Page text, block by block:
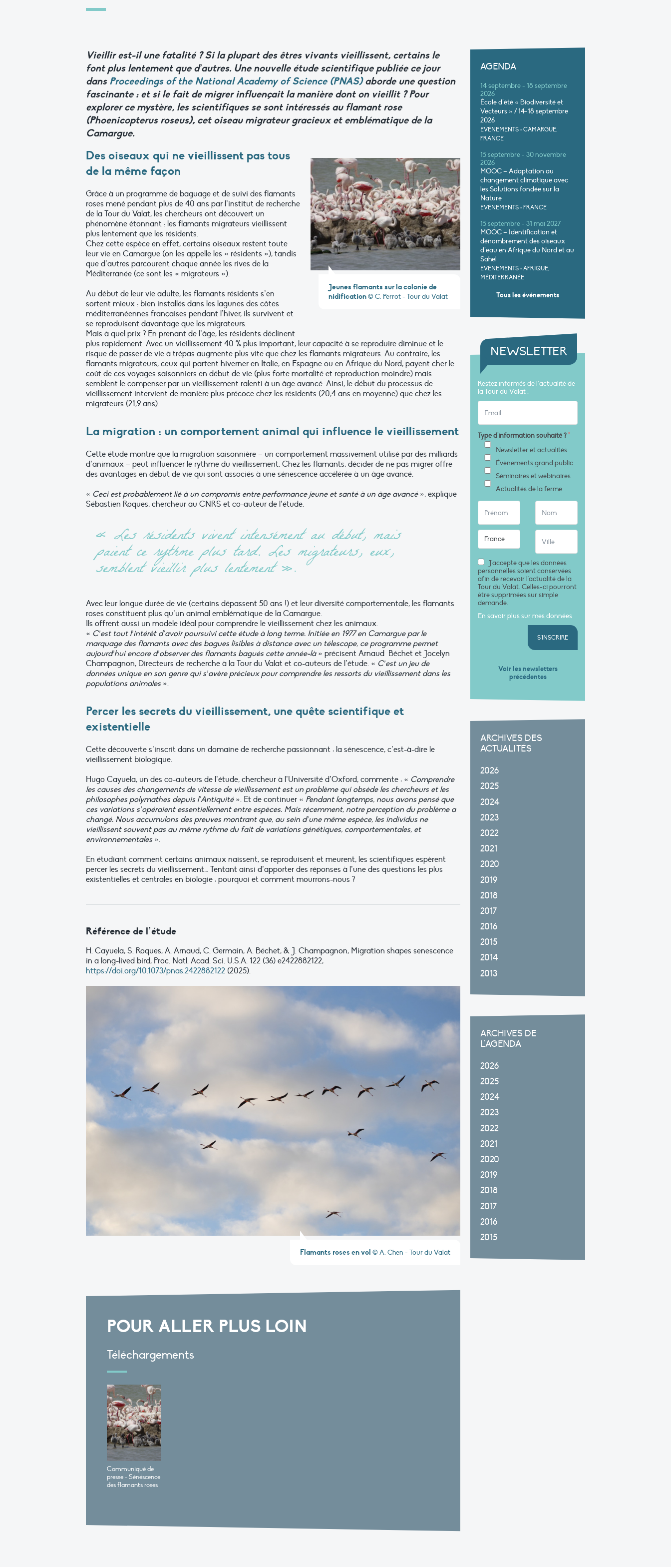
Vieillir est-il une fatalité ? Si la plupart des êtres vivants vieillissent, certains le
font plus lentement que d’autres. Une nouvelle étude scientifique publiée ce jour
dans Proceedings of the National Academy of Science (PNAS)aborde une question
fascinante : et si le fait de migrer influençait la manière dont on vieillit ?Pour
explorer ce mystère, les scientifiques se sont intéressés au flamant rose
(Phoenicopterus roseus), cet oiseau migrateur gracieux et emblématique de la
Camargue.
Jeunes flamants sur la colonie de
nidification© C. Perrot - Tour du Valat
Des oiseaux qui ne vieillissent pas tous
de la même façon
Grâce à un programme de baguage et de suivi des flamants
roses mené pendant plus de 40 ans par l’institut de recherche
de la Tour du Valat, les chercheurs ont découvert un
phénomène étonnant : les flamants migrateurs vieillissent
plus lentement que les résidents.
Chez cette espèce en effet, certains oiseaux restent toute
leur vie en Camargue (on les appelle les « résidents »), tandis
que d’autres parcourent chaque année les rives de la
Méditerranée (ce sont les « migrateurs »).
Au début de leur vie adulte, les flamants résidents s’en
sortent mieux : bien installés dans les lagunes des côtes
méditerranéennes françaises pendant l’hiver, ils survivent et
se reproduisent davantage que les migrateurs.
Mais à quel prix ? En prenant de l’âge, les résidents déclinent
plus rapidement. Avec un vieillissement 40 % plus important, leur capacité à se reproduire diminue et le
risque de passer de vie à trépas augmente plus vite que chez les flamants migrateurs. Au contraire, les
flamants migrateurs, ceux qui partent hiverner en Italie, en Espagne ou en Afrique du Nord, payent cher le
coût de ces voyages saisonniers en début de vie (plus forte mortalité et reproduction moindre) mais
semblent le compenser par un vieillissement ralenti à un âge avancé. Ainsi, le début du processus de
vieillissement intervient de manière plus précoce chez les résidents (20,4 ans en moyenne) que chez les
migrateurs (21,9 ans).
La migration : un comportement animal qui influence le vieillissement
Cette étude montre que la migration saisonnière – un comportement massivement utilisé par des milliards
d’animaux – peut influencer le rythme du vieillissement. Chez les flamants, décider de ne pas migrer offre
des avantages en début de vie qui sont associés à une sénescence accélérée à un âge avancé.
« Ceci est probablement lié à un compromis entre performance jeune et santé à un âge avancé », explique
Sébastien Roques, chercheur au CNRS et co-auteur de l’étude.
« Les résidents vivent intensément au début, mais
paient ce rythme plus tard. Les migrateurs, eux,
semblent vieillir plus lentement ».
Avec leur longue durée de vie (certains dépassent 50 ans !) et leur diversité comportementale, les flamants
roses constituent plus qu’un animal emblématique de la Camargue.
Ils offrent aussi un modèle idéal pour comprendre le vieillissement chez les animaux.
« C’est tout l’intérêt d’avoir poursuivi cette étude à long terme. Initiée en 1977 en Camargue par le
marquage des flamants avec des bagues lisibles à distance avec un télescope, ce programme permet
aujourd’hui encore d’observer des flamants bagués cette année-là » précisent Arnaud Béchet et Jocelyn
Champagnon, Directeurs de recherche à la Tour du Valat et co-auteurs de l’étude. « C’est un jeu de
données unique en son genre qui s’avère précieux pourcomprendre les ressorts du vieillissement dans les
populations animales ».
Percer les secrets du vieillissement, une quête scientifique et
existentielle
Cette découverte s’inscrit dans un domaine de recherche passionnant : la sénescence, c’est-à-dire le
vieillissement biologique.
Hugo Cayuela, un des co-auteurs de l’étude, chercheur à l’Université d’Oxford, commente : « Comprendre
les causes des changements de vitesse de vieillissement est un problème qui obsède les chercheurs et les
philosophes polymathes depuis l’Antiquité ». Et de continuer « Pendant longtemps, nous avons pensé que
ces variations s’opéraient essentiellement entre espèces. Mais récemment, notre perception du problème a
changé. Nous accumulons des preuves montrant que, au sein d’une même espèce, les individus ne
vieillissent souvent pas au même rythme du fait de variations génétiques, comportementales, et
environnementales ».
En étudiant comment certains animaux naissent, se reproduisent et meurent, les scientifiques espèrent
percer les secrets du vieillissement… Tentant ainsi d’apporter des réponses à l’une des questions les plus
existentielles et centrales en biologie : pourquoi et comment mourrons-nous ?
Référence de l’étude
H. Cayuela, S. Roques, A. Arnaud, C. Germain, A. Béchet, & J. Champagnon, Migration shapes senescence
in a long-lived bird, Proc. Natl. Acad. Sci. U.S.A. 122 (36) e2422882122,
https://doi.org/10.1073/pnas.2422882122 (2025).
Flamants roses en vol © A. Chen - Tour du Valat
POUR ALLER PLUS LOIN
Téléchargements
Communiqué de
presse - Sénéscence
des flamants roses
AGENDA
14 septembre - 18 septembre
2026
École d’été « Biodiversité et
Vecteurs » / 14-18 septembre
2026
EVÉNEMENTS • CAMARGUE,
FRANCE
15 septembre - 30 novembre
2026
MOOC – Adaptation au
changement climatique avec
les Solutions fondée sur la
Nature
EVÉNEMENTS • FRANCE
15 septembre - 31 mai 2027
MOOC – Identification et
dénombrement des oiseaux
d’eau en Afrique du Nord et au
Sahel
EVÉNEMENTS • AFRIQUE,
MÉDITERRANÉE
Tous les événements
NEWSLETTER
Restez informés de l’actualité de
la Tour du Valat :
Type d'information souhaité ?*
Newsletter et actualités
Évènements grand public
Séminaires et webinaires
Actualités de la ferme
J'accepte que les données
personnelles soient conservées
afin de recevoir l'actualité de la
Tour du Valat. Celles-ci pourront
être supprimées sur simple
demande.
En savoir plus sur mes données
S'INSCRIRE
Voir les newsletters
précédentes
ARCHIVES DES
ACTUALITÉS
2026
2025
2024
2023
2022
2021
2020
2019
2018
2017
2016
2015
2014
2013
ARCHIVES DE
L'AGENDA
2026
2025
2024
2023
2022
2021
2020
2019
2018
2017
2016
2015